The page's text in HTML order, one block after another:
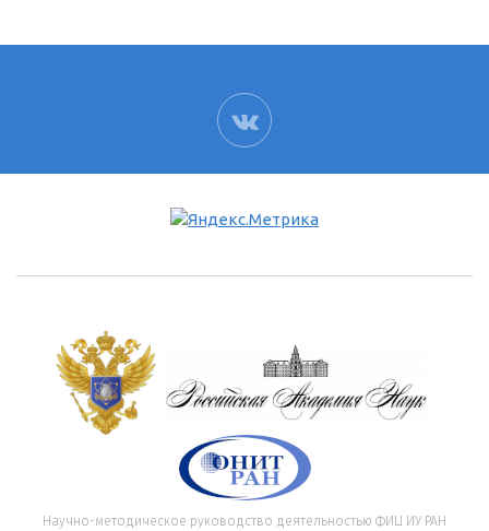
ВК
Научно-методическое руководство деятельностью ФИЦ ИУ РАН